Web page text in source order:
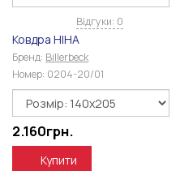
Відгуки: 0
Ковдра НІНА
Бренд: Billerbeck
Номер: 0204-20/01
2.160грн.
Купити